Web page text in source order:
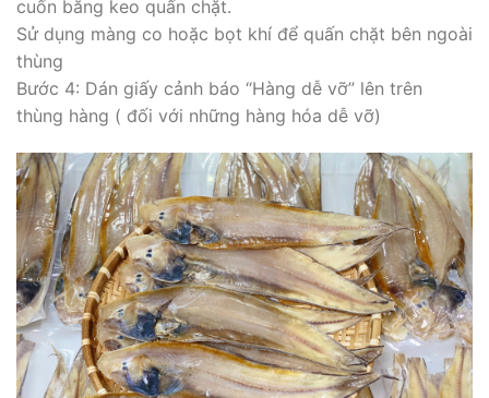
cuốn băng keo quấn chặt.
Sử dụng màng co hoặc bọt khí để quấn chặt bên ngoài
thùng
Bước 4: Dán giấy cảnh báo “Hàng dễ vỡ” lên trên
thùng hàng ( đối với những hàng hóa dễ vỡ)